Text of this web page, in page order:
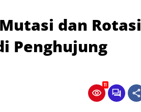
dan Rotasi
Penghujung
11